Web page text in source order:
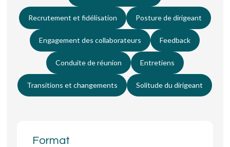
Recrutement et fidélisation Posture de dirigeant
Engagement des collaborateurs Feedback
Conduite de réunion Entretiens
Transitions et changements Solitude du dirigeant
Format